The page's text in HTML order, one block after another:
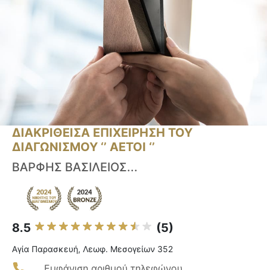
ΔΙΑΚΡΙΘΕΙΣΑ ΕΠΙΧΕΙΡΗΣΗ ΤΟΥ
ΔΙΑΓΩΝΙΣΜΟΥ ‘’ ΑΕΤΟΙ ‘’
ΒΑΡΦΗΣ ΒΑΣΙΛΕΙΟΣ...
8.5 (5)
Αγία Παρασκευή, Λεωφ. Μεσογείων 352